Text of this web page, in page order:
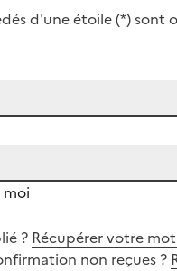
d'une étoile (*) sont
moi
? Récupérer votre
non reçues ?